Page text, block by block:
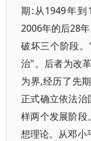
期:从1949年到
2006年的后28
破坏三个阶段
治"。后者为改
为界,经历了先
正式确立依法
样两个发展阶段
想理论。从邓小